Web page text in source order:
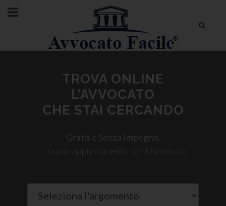
TROVA ONLINE
L’AVVOCATO
CHE STAI CERCANDO
Gratis e Senza Impegno.
Fissa un appuntamento con l'Avvocato